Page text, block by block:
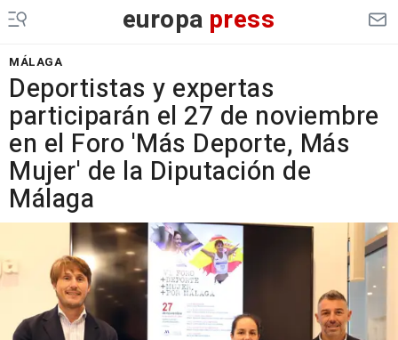
europa press
MÁLAGA
Deportistas y expertas
participarán el 27 de noviembre
en el Foro 'Más Deporte, Más
Mujer' de la Diputación de
Málaga